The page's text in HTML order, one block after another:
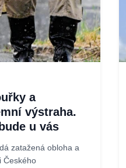
a
výstraha.
u vás
zatažená obloha a
Českého